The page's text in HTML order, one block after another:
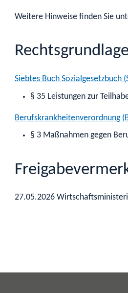
Weitere Hinweise finden Sie
Siebtes Buch Sozialgesetzbuch
§ 35 Leistungen zur
Berufskrankheitenverordnung
§ 3 Maßnahmen gegen
27.05.2026